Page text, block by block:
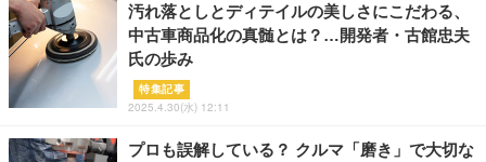
汚れ落としとディテイルの美しさにこだわる、
中古車商品化の真髄とは？…開発者・古館忠夫
氏の歩み
特集記事
2025.4.30(水) 12:11
プロも誤解している？ クルマ「磨き」で大切な